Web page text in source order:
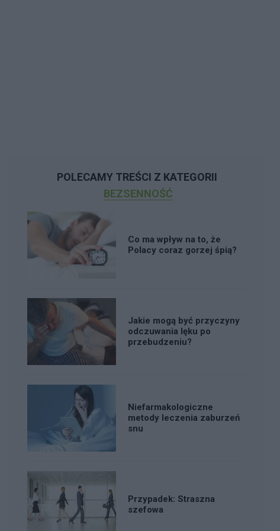
POLECAMY TREŚCI Z KATEGORII
BEZSENNOŚĆ
Co ma wpływ na to, że
Polacy coraz gorzej śpią?
Jakie mogą być przyczyny
odczuwania lęku po
przebudzeniu?
Niefarmakologiczne
metody leczenia zaburzeń
snu
Przypadek: Straszna
szefowa